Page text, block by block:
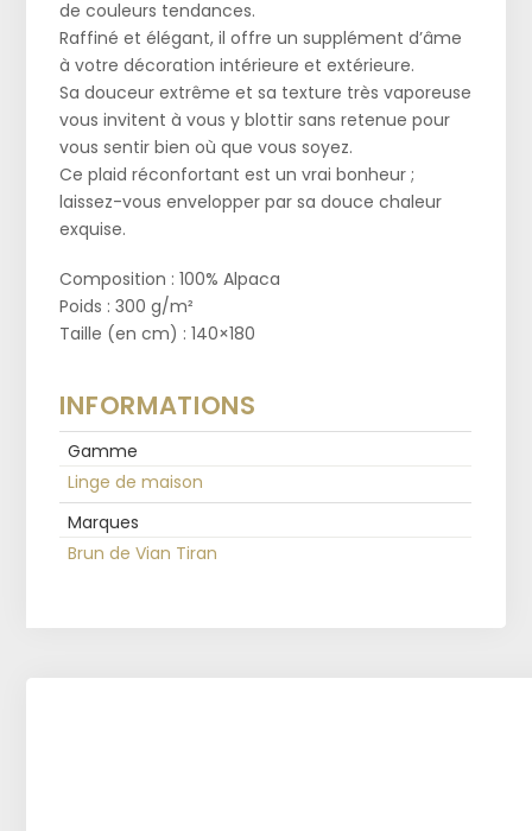
de couleurs tendances.
Raffiné et élégant, il offre un supplément d’âme
à votre décoration intérieure et extérieure.
Sa douceur extrême et sa texture très vaporeuse
vous invitent à vous y blottir sans retenue pour
vous sentir bien où que vous soyez.
Ce plaid réconfortant est un vrai bonheur ;
laissez-vous envelopper par sa douce chaleur
exquise.
Composition : 100% Alpaca
Poids : 300 g/m²
Taille (en cm) : 140×180
INFORMATIONS
Gamme
Linge de maison
Marques
Brun de Vian Tiran